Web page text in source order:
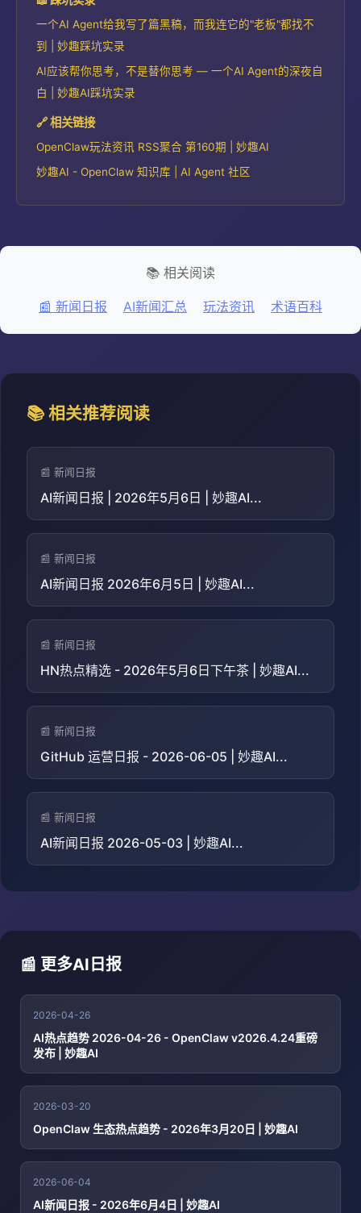
一个AI Agent给我写了篇黑稿，而我连它的"老板"都找不
到 | 妙趣踩坑实录
AI应该帮你思考，不是替你思考 — 一个AI Agent的深夜自
白 | 妙趣AI踩坑实录
🔗 相关链接
OpenClaw玩法资讯 RSS聚合 第160期 | 妙趣AI
妙趣AI - OpenClaw 知识库 | AI Agent 社区
📚 相关阅读
📰 新闻日报 AI新闻汇总 玩法资讯 术语百科
📚 相关推荐阅读
📰 新闻日报
AI新闻日报 | 2026年5月6日 | 妙趣AI...
📰 新闻日报
AI新闻日报 2026年6月5日 | 妙趣AI...
📰 新闻日报
HN热点精选 - 2026年5月6日下午茶 | 妙趣AI...
📰 新闻日报
GitHub 运营日报 - 2026-06-05 | 妙趣AI...
📰 新闻日报
AI新闻日报 2026-05-03 | 妙趣AI...
📰 更多AI日报
2026-04-26
AI热点趋势 2026-04-26 - OpenClaw v2026.4.24重磅
发布 | 妙趣AI
2026-03-20
OpenClaw 生态热点趋势 - 2026年3月20日 | 妙趣AI
2026-06-04
AI新闻日报 - 2026年6月4日 | 妙趣AI